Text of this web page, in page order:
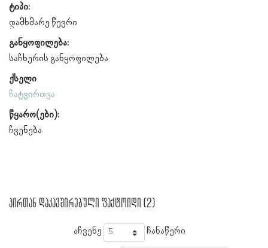
ტიპი:
დამხმარე წევრი
განყოფილება:
საჩხერის განყოფილება
ქსელი
ჩატვირთვა
წყარო(ები):
ჩვენება
პირთან დაკავშირებული ფაქტოიდი (2)
აჩვენე ჩანაწერი